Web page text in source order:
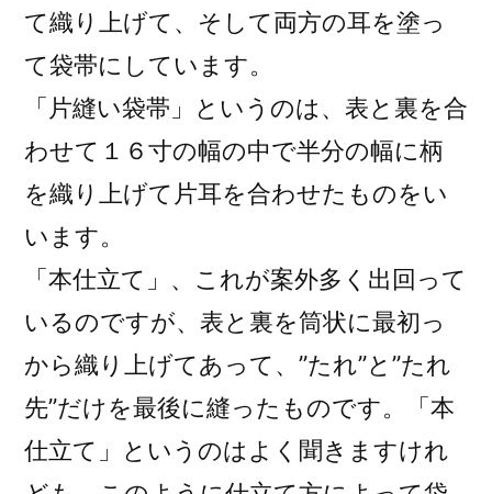
て織り上げて、そして両方の耳を塗っ
て袋帯にしています。
「片縫い袋帯」というのは、表と裏を合
わせて１６寸の幅の中で半分の幅に柄
を織り上げて片耳を合わせたものをい
います。
「本仕立て」、これが案外多く出回って
いるのですが、表と裏を筒状に最初っ
から織り上げてあって、”たれ”と”たれ
先”だけを最後に縫ったものです。「本
仕立て」というのはよく聞きますけれ